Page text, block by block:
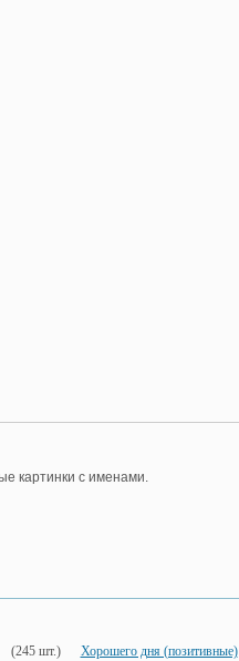
картинки с именами.
(245 шт.) Хорошего дня (позитивные)